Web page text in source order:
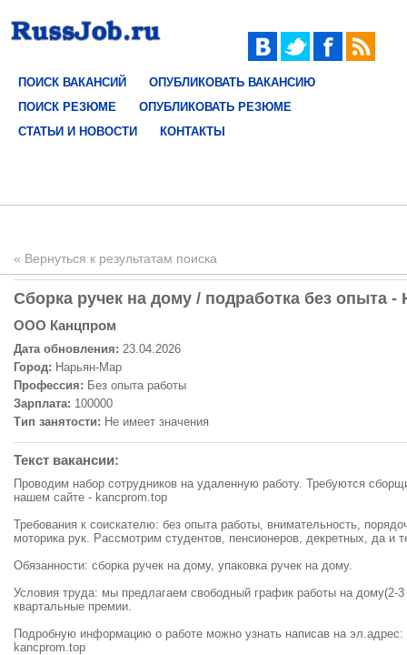
ПОИСК ВАКАНСИЙ
ОПУБЛИКОВАТЬ ВАКАНСИЮ
ПОИСК РЕЗЮМЕ
ОПУБЛИКОВАТЬ РЕЗЮМЕ
СТАТЬИ И НОВОСТИ
КОНТАКТЫ
« Вернуться к результатам поиска
Сборка ручек на дому / подработка без опыта
ООО Канцпром
Дата обновления: 23.04.2026
Город: Нарьян-Мар
Профессия: Без опыта работы
Зарплата: 100000
Тип занятости: Не имеет значения
Текст вакансии:
Проводим набор сотрудников на удаленную работу. Требуются
нашем сайте - kancprom.top
Требования к соискателю: без опыта работы, внимательность,
моторика рук. Рассмотрим студентов, пенсионеров, декретных, да и
Обязанности: сборка ручек на дому, упаковка ручек на дому.
Условия труда: мы предлагаем свободный график работы на дому(2-
квартальные премии.
Подробную информацию о работе можно узнать написав на эл.адрес:
kancprom.top